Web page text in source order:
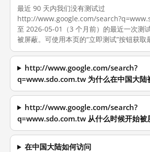
最近 90 天内我们没有测试过
http://www.google.com/
至 2026-05-01（3 个月前）的最近一次测
被屏蔽。可使用本页的“立即测试”按钮获取
http://www.google.com/search?
q=www.sdo.com.tw 为什么在中国大陆
http://www.google.com/search?
q=www.sdo.com.tw 从什么时候开始被
在中国大陆如何访问